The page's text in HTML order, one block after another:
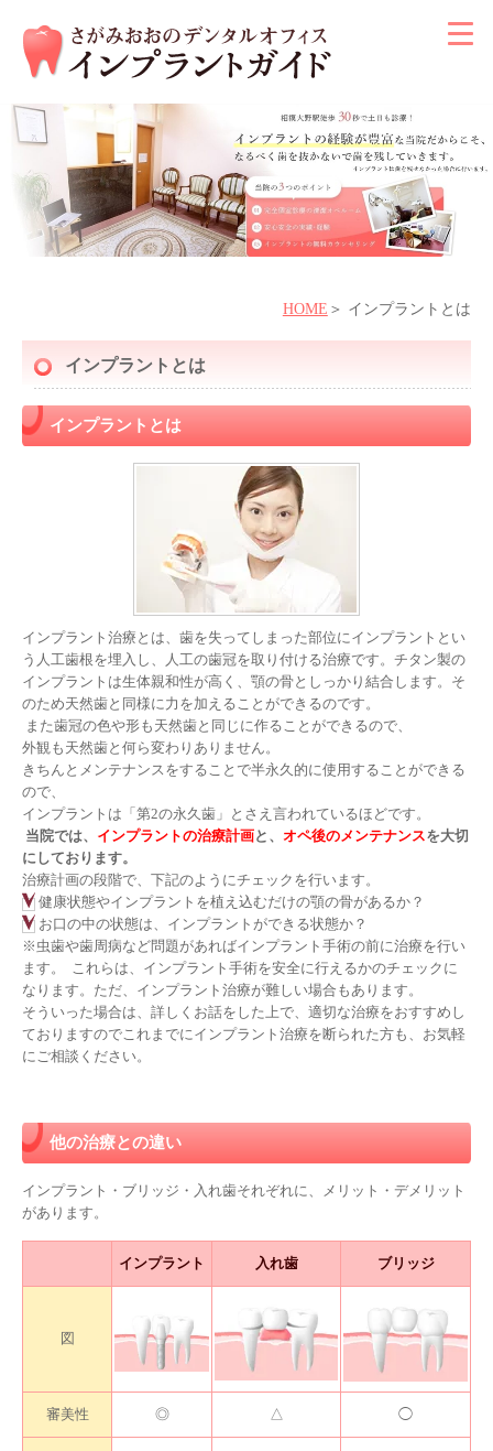
HOME インプラントとは
インプラントとは
インプラントとは
インプラント治療とは、歯を失ってしまった部位にインプラントとい
う人工歯根を埋入し、人工の歯冠を取り付ける治療です。チタン製の
インプラントは生体親和性が高く、顎の骨としっかり結合します。そ
のため天然歯と同様に力を加えることができるのです。
また歯冠の色や形も天然歯と同じに作ることができるので、
外観も天然歯と何ら変わりありません。
きちんとメンテナンスをすることで半永久的に使用することができる
ので、
インプラントは「第2の永久歯」とさえ言われているほどです。
当院では、 インプラントの治療計画と、 オペ後のメンテナンスを大切
にしております。
治療計画の段階で、下記のようにチェックを行います。
健康状態やインプラントを植え込むだけの顎の骨があるか？
お口の中の状態は、インプラントができる状態か？
※虫歯や歯周病など問題があればインプラント手術の前に治療を行い
ます。  これらは、インプラント手術を安全に行えるかのチェックに
なります。ただ、インプラント治療が難しい場合もあります。
そういった場合は、詳しくお話をした上で、適切な治療をおすすめし
ておりますのでこれまでにインプラント治療を断られた方も、お気軽
にご相談ください。
他の治療との違い
インプラント・ブリッジ・入れ歯それぞれに、メリット・デメリット
があります。
インプラント 入れ歯 ブリッジ
図
審美性 ◎ △ ◯